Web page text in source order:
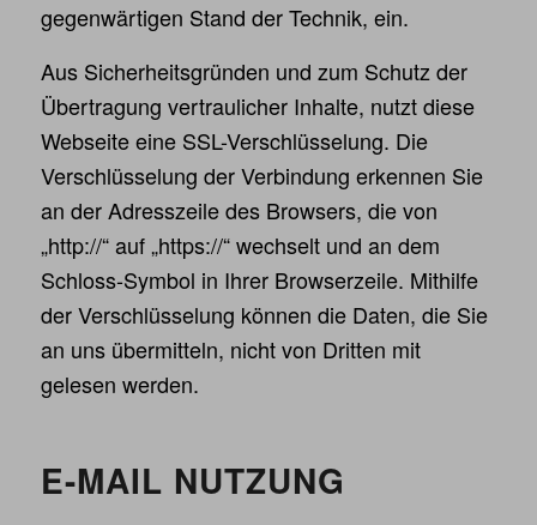
gegenwärtigen Stand der Technik, ein.
Aus Sicherheitsgründen und zum Schutz der
Übertragung vertraulicher Inhalte, nutzt diese
Webseite eine SSL-Verschlüsselung. Die
Verschlüsselung der Verbindung erkennen Sie
an der Adresszeile des Browsers, die von
„http://“ auf „https://“ wechselt und an dem
Schloss-Symbol in Ihrer Browserzeile. Mithilfe
der Verschlüsselung können die Daten, die Sie
an uns übermitteln, nicht von Dritten mit
gelesen werden.
E-MAIL NUTZUNG